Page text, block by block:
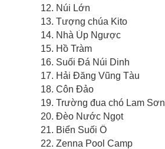
12. Núi Lớn
13. Tượng chúa Kito
14. Nhà Úp Ngược
15. Hồ Tràm
16. Suối Đá Núi Dinh
17. Hải Đăng Vũng Tàu
18. Côn Đảo
19. Trường đua chó Lam Sơn
20. Đèo Nước Ngọt
21. Biển Suối Ồ
22. Zenna Pool Camp